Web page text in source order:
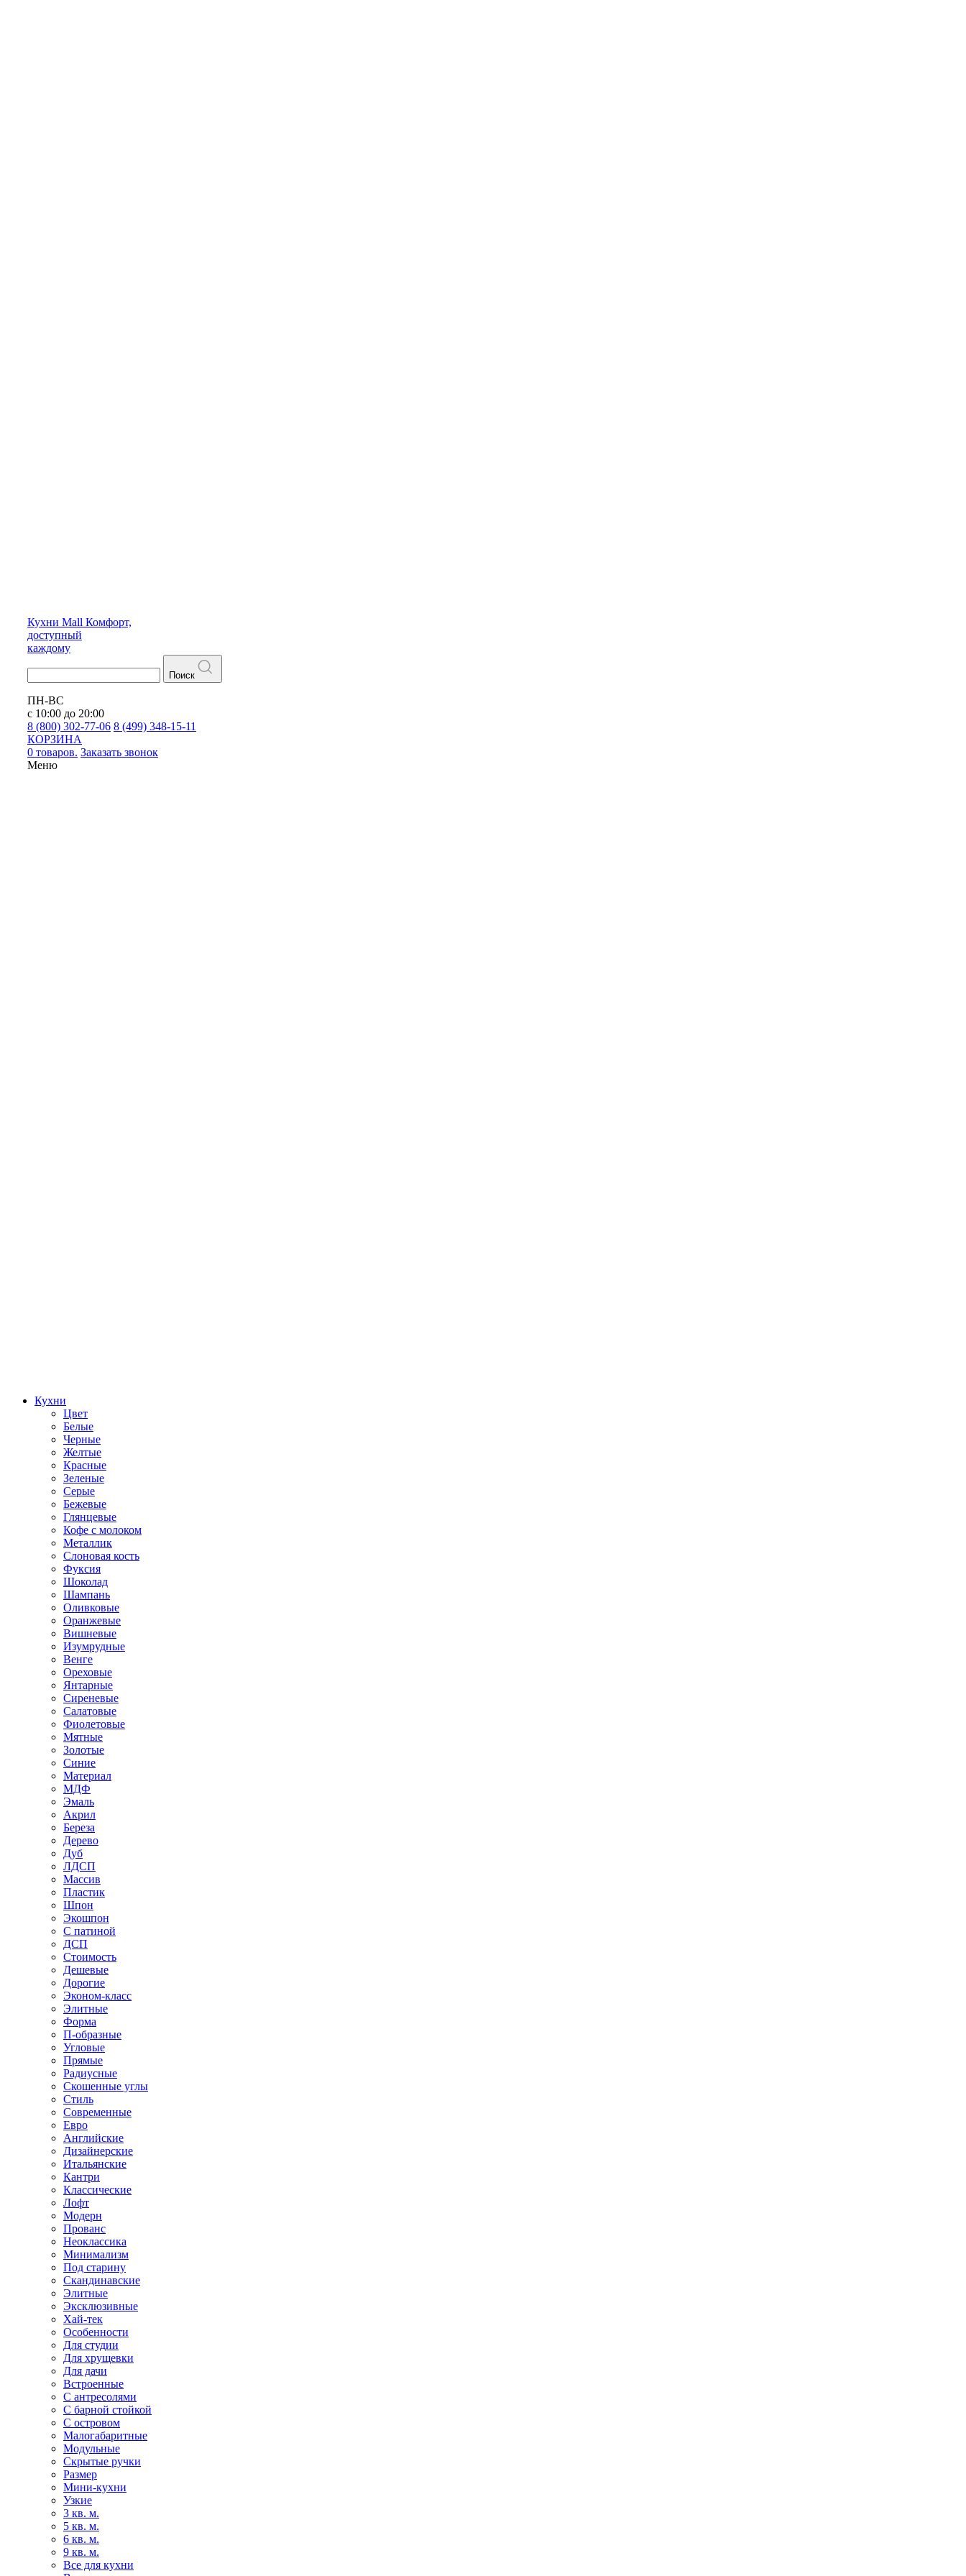
Кухни Mall Комфорт,
доступный
каждому
Поиск
ПН-ВС
с 10:00 до 20:00
8 (800) 302-77-06 8 (499) 348-15-11
КОРЗИНА
0 товаров. Заказать звонок
Меню
Кухни
Цвет
Белые
Черные
Желтые
Красные
Зеленые
Серые
Бежевые
Глянцевые
Кофе с молоком
Металлик
Слоновая кость
Фуксия
Шоколад
Шампань
Оливковые
Оранжевые
Вишневые
Изумрудные
Венге
Ореховые
Янтарные
Сиреневые
Салатовые
Фиолетовые
Мятные
Золотые
Синие
Материал
МДФ
Эмаль
Акрил
Береза
Дерево
Дуб
ЛДСП
Массив
Пластик
Шпон
Экошпон
С патиной
ДСП
Стоимость
Дешевые
Дорогие
Эконом-класс
Элитные
Форма
П-образные
Угловые
Прямые
Радиусные
Скошенные углы
Стиль
Современные
Евро
Английские
Дизайнерские
Итальянские
Кантри
Классические
Лофт
Модерн
Прованс
Неоклассика
Минимализм
Под старину
Скандинавские
Элитные
Эксклюзивные
Хай-тек
Особенности
Для студии
Для хрущевки
Для дачи
Встроенные
С антресолями
С барной стойкой
С островом
Малогабаритные
Модульные
Скрытые ручки
Размер
Мини-кухни
Узкие
3 кв. м.
5 кв. м.
6 кв. м.
9 кв. м.
Все для кухни